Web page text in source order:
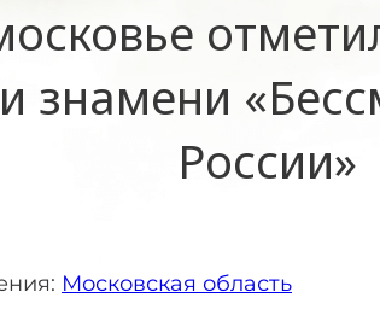
знамени
России»
Московская область